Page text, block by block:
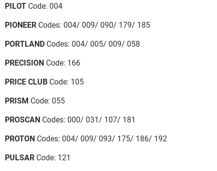
PILOT Code: 004
PIONEER Codes: 004/ 009/ 090/ 179/ 185
PORTLAND Codes: 004/ 005/ 009/ 058
PRECISION Code: 166
PRICE CLUB Code: 105
PRISM Code: 055
PROSCAN Codes: 000/ 031/ 107/ 181
PROTON Codes: 004/ 009/ 093/ 175/ 186/ 192
PULSAR Code: 121